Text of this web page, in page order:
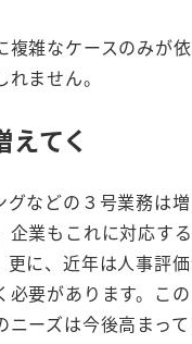
複雑なケースのみが
ません。
てく
などの３号業務は
企業もこれに対応す
更に、近年は人事評
必要があります。こ
ーズは今後高まっ